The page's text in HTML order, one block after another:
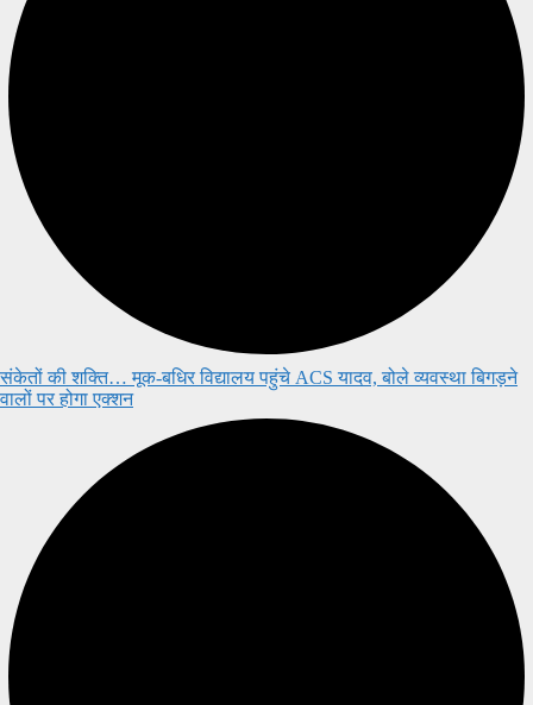
संकेतों की शक्ति… मूक-बधिर विद्यालय पहुंचे ACS यादव, बोले व्यवस्था बिगड़ने
वालों पर होगा एक्शन